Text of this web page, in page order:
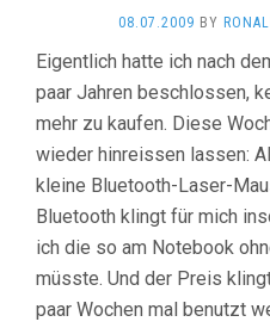
08.07.2009 BY
Eigentlich hatte ich nach
paar Jahren beschlossen,
mehr zu kaufen. Diese
wieder hinreissen lassen:
kleine Bluetooth-Laser-
Bluetooth klingt für mich
ich die so am Notebook
müsste. Und der Preis
paar Wochen mal benutzt